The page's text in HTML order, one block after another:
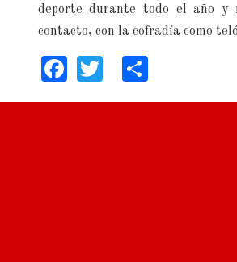
deporte durante todo el año y
contacto, con la cofradía como
Facebook
Twitter